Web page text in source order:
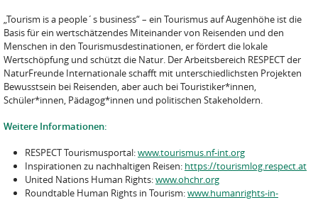
„Tourism is a people´s business“ – ein Tourismus auf Augenhöhe ist die
Basis für ein wertschätzendes Miteinander von Reisenden und den
Menschen in den Tourismusdestinationen, er fördert die lokale
Wertschöpfung und schützt die Natur. Der Arbeitsbereich RESPECT der
NaturFreunde Internationale schafft mit unterschiedlichsten Projekten
Bewusstsein bei Reisenden, aber auch bei Touristiker*innen,
Schüler*innen, Pädagog*innen und politischen Stakeholdern.
Weitere Informationen:
RESPECT Tourismusportal:www.tourismus.nf-int.org
Inspirationen zu nachhaltigen Reisen: https://tourismlog.respect.at
United Nations Human Rights:www.ohchr.org
Roundtable Human Rights in Tourism:www.humanrights-in-